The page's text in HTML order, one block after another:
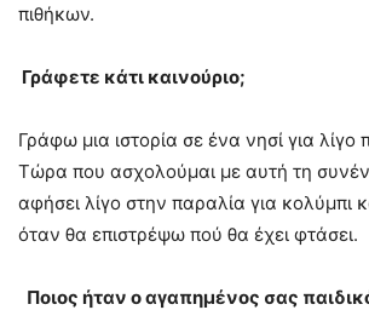
πιθήκων.
Γράφετε κάτι καινούριο;
Γράφω μια ιστορία σε ένα νησί για λίγο
Τώρα που ασχολούμαι με αυτή τη
αφήσει λίγο στην παραλία για κολύμπι
όταν θα επιστρέψω πού θα έχει φτάσει.
Ποιoς ήταν ο αγαπημένος σας